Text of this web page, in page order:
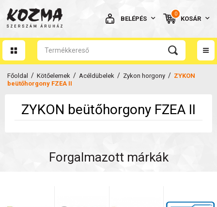
BELÉPÉS
NINCS MÉG FIÓKOM
0
KOSÁR
Főoldal / Kötőelemek / Acéldübelek / Zykon horgony / ZYKON
beütőhorgony FZEA II
ZYKON beütőhorgony FZEA II
Forgalmazott márkák